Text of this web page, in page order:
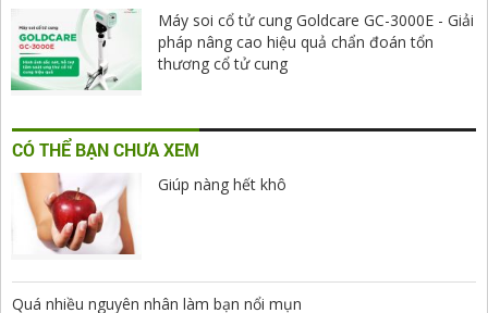
Máy soi cổ tử cung Goldcare GC-3000E - Giải
pháp nâng cao hiệu quả chẩn đoán tổn
thương cổ tử cung
CÓ THỂ BẠN CHƯA XEM
Giúp nàng hết khô
Quá nhiều nguyên nhân làm bạn nổi mụn